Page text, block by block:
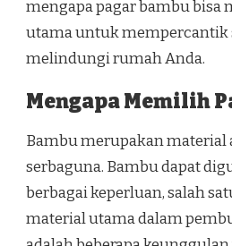
mengapa pagar bambu bisa
utama untuk mempercantik
melindungi rumah Anda.
Mengapa Memilih
Bambu merupakan material
serbaguna. Bambu dapat
berbagai keperluan, salah
material utama dalam